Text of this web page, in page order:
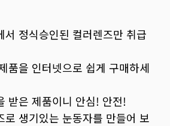
서 정식승인된 컬러렌즈만 취급
품을 인터넷으로 쉽게 구매하세
받은 제품이니 안심! 안전!
로 생기있는 눈동자를 만들어 보